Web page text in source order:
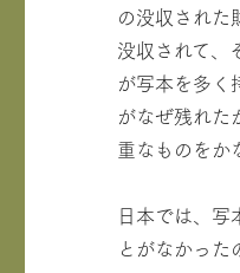
の没収された
没収されて、
が写本を多く
がなぜ残れた
重なものをか
日本では、
とがなかっ